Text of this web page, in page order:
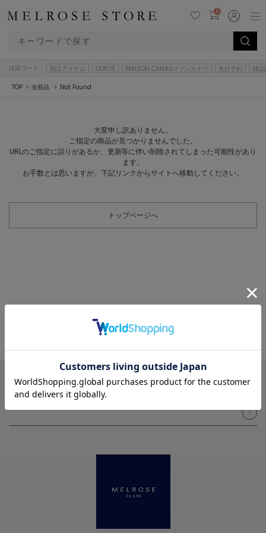
0
注目ワード： 別注アイテム OOFOS MAISON CANAUメゾンカナウ 先行予約 雑誌
TOP 全商品 Not Found
大変申し訳ありません。
ご指定の商品が見つかりませんでした。
URLのご指定に誤りがあるか、更新等に伴い削除されてしまった可能性があり
ます。
お手数とは思いますが、下記リンクからサイトへ移動してください。
トップページへ
NEWSLETTER メルマガ登録